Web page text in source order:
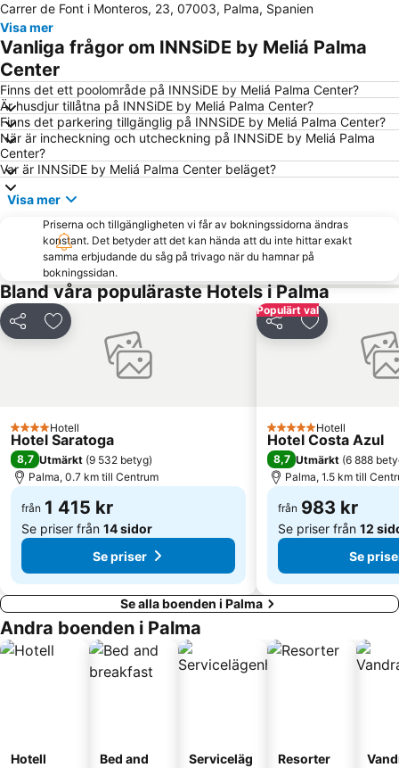
El Terreno
S'Arenal
Platja de Torà o Platja Peguera Torà
Platja de Palma
El Molinar
Centre
Palma City Sightseeing
Puerto de Valdemossa - Sa Marina
Puerto Soller Strand
Cala Comtessa
El Trencstranden
Sant Agustí
Portopí
Palma Akvarium
Can Pere Antoni
Les Meravelles
Rambla dels Ducs de Palma de Mallorca
Playa Sa marina de Alcudia
Sa Seu Katedral
Cala Deiá
Paseo Marítimo
Centro Comercial Porto Pi
Can Picafortstranden
Playa Son Baulo
Auditorium de Palma de Mallorca
Ballonfahrt mit All in One Mallorca
Son Armadams
Ciudad Jardín
Son Vida Golf
Lluc kloster
Plaça d'Espanya
Pabisa Beach Club
Carrer de Font i Monteros, 23, 07003, Palma, Spanien
Visa mer
Vanliga frågor om INNSiDE by Meliá Palma
Center
Finns det ett poolområde på INNSiDE by Meliá Palma Center?
Är husdjur tillåtna på INNSiDE by Meliá Palma Center?
Finns det parkering tillgänglig på INNSiDE by Meliá Palma Center?
När är incheckning och utcheckning på INNSiDE by Meliá Palma
Center?
Var är INNSiDE by Meliá Palma Center beläget?
Visa mer
Priserna och tillgängligheten vi får av bokningssidorna ändras
konstant. Det betyder att det kan hända att du inte hittar exakt
samma erbjudande du såg på trivago när du hamnar på
bokningssidan.
Bland våra populäraste Hotels i Palma
Dela Lägg till i Mina Favoriter
4 Stjärnor
Hotell
Hotel Saratoga
8,7 Utmärkt (9 532 betyg)
Palma, 0.7 km till Centrum
från 1 415 kr
Se priser från 14 sidor
Se priser
Populärt val
Dela Lägg till i
5 StjärnorHotell
Hotel Costa Azul
8,7 Utmärkt (6 888
Palma, 1.5 km till
från 983 kr
Se priser från 12
Se
Se alla boenden i Palma
Andra boenden i Palma
Hotell
Bed and
Serviceläg
Resorter